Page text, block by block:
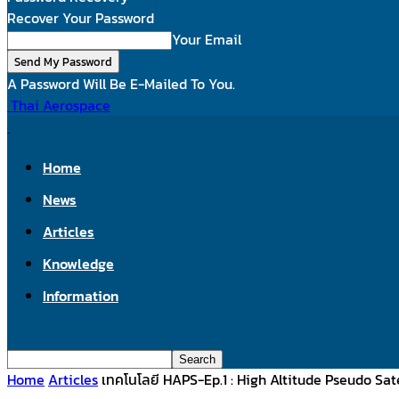
Recover Your Password
Your Email
A Password Will Be E-Mailed To You.
Thai Aerospace
Home
News
Articles
Knowledge
Information
Home Articles เทคโนโลยี HAPS-Ep.1 : High Altitude Pseudo